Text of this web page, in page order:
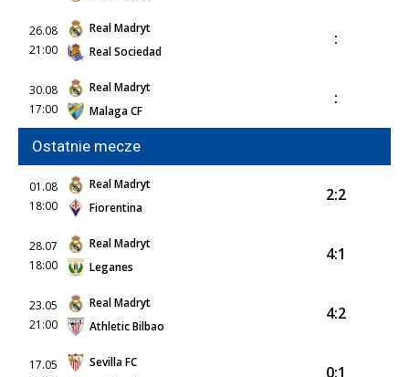
26.08
21:00
Real Madryt
Real Sociedad
:
30.08
17:00
Real Madryt
Malaga CF
:
Ostatnie mecze
01.08
18:00
Real Madryt
Fiorentina
2:2
28.07
18:00
Real Madryt
Leganes
4:1
23.05
21:00
Real Madryt
Athletic Bilbao
4:2
17.05
Sevilla FC
0:1